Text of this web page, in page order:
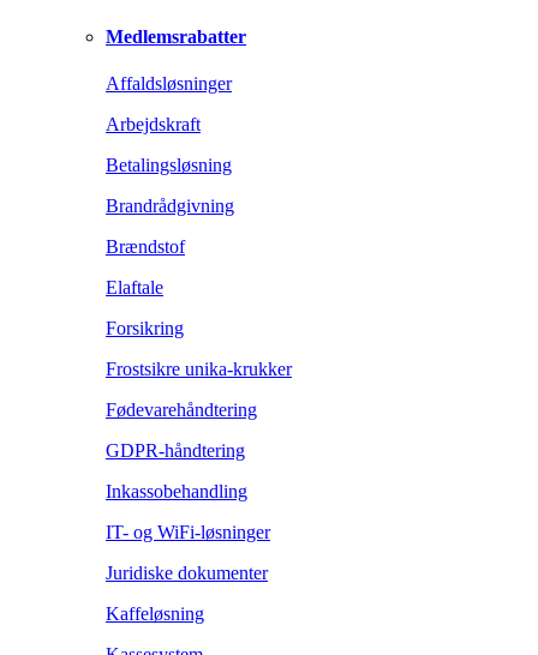
Medlemsrabatter
Affaldsløsninger
Arbejdskraft
Betalingsløsning
Brandrådgivning
Brændstof
Elaftale
Forsikring
Frostsikre unika-krukker
Fødevarehåndtering
GDPR-håndtering
Inkassobehandling
IT- og WiFi-løsninger
Juridiske dokumenter
Kaffeløsning